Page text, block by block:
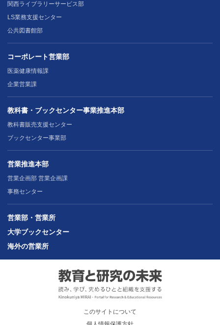
関西ライブラリーサービス部
LS業務支援センター
公共図書館部
コーポレート営業部
医薬健康情報課
企業営業課
教科書・ブックセンター事業推進本部
教科書販売支援センター
ブックセンター事業部
営業推進本部
営業企画部 営業企画課
事務センター
営業部・営業所
大学ブックセンター
海外の営業所
このサイトについて